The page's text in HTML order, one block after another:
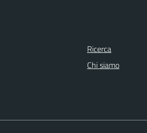
Ricerca
Chi siamo